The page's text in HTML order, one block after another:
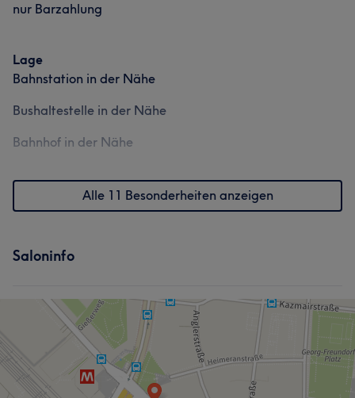
nur Barzahlung
Lage
Bahnstation in der Nähe
Bushaltestelle in der Nähe
Bahnhof in der Nähe
Alle 11 Besonderheiten anzeigen
Saloninfo